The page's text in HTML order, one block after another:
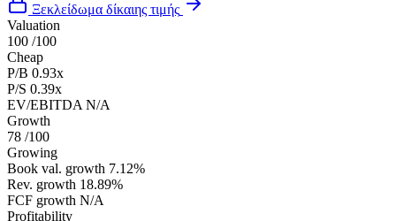
Ξεκλείδωμα δίκαιης τιμής
Valuation
100 /100
Cheap
P/B 0.93x
P/S 0.39x
EV/EBITDA N/A
Growth
78 /100
Growing
Book val. growth 7.12%
Rev. growth 18.89%
FCF growth N/A
Profitability